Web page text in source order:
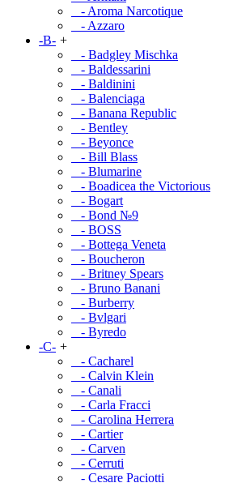
- Aroma Narcotique
- Azzaro
-B- +
- Badgley Mischka
- Baldessarini
- Baldinini
- Balenciaga
- Banana Republic
- Bentley
- Beyonce
- Bill Blass
- Blumarine
- Boadicea the Victorious
- Bogart
- Bond №9
- BOSS
- Bottega Veneta
- Boucheron
- Britney Spears
- Bruno Banani
- Burberry
- Bvlgari
- Byredo
-C- +
- Cacharel
- Calvin Klein
- Canali
- Carla Fracci
- Carolina Herrera
- Cartier
- Carven
- Cerruti
- Cesare Paciotti